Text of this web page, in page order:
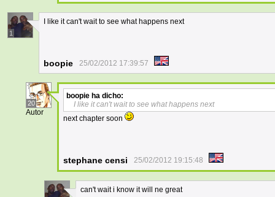
1
I like it can't wait to see what happens next
boopie 25/02/2012 17:39:57
20
Autor
boopie ha dicho:
I like it can't wait to see what happens next
next chapter soon
stephane censi 25/02/2012 19:15:48
can't wait i know it will ne great